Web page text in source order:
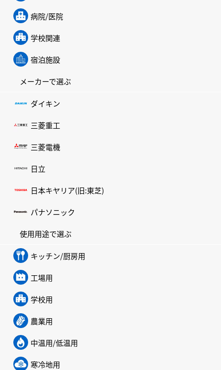
病院/医院
学校関連
宿泊施設
メーカーで選ぶ
ダイキン
三菱重工
三菱電機
日立
日本キヤリア(旧:東芝)
パナソニック
使用用途で選ぶ
キッチン/厨房用
工場用
学校用
農業用
中温用/低温用
寒冷地用